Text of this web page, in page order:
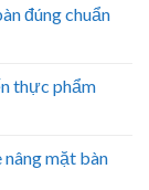
đúng chuẩn
thực phẩm
nâng mặt bàn